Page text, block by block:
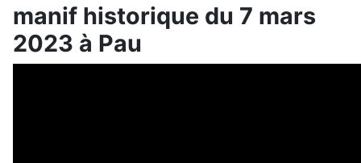
manif historique du 7 mars
2023 à Pau